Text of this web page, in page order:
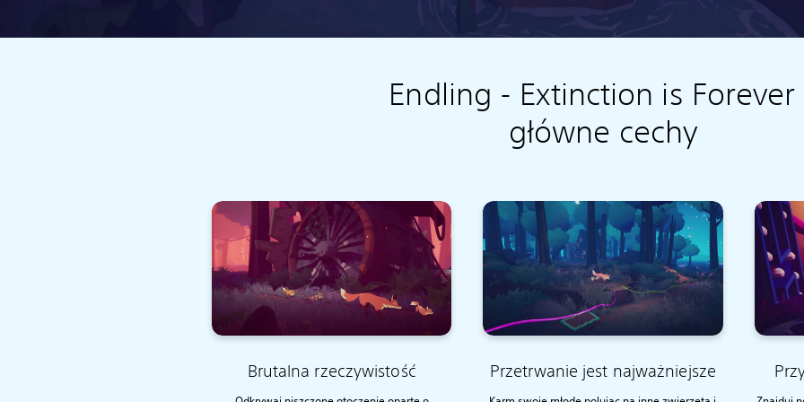
Endling - Extinction is Forever
główne cechy
Brutalna rzeczywistość Przetrwanie jest najważniejsze